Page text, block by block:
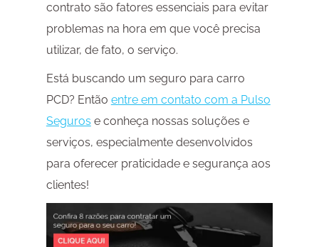
contrato são fatores essenciais para evitar
problemas na hora em que você precisa
utilizar, de fato, o serviço.
Está buscando um seguro para carro
PCD? Então entre em contato com a Pulso
Seguros e conheça nossas soluções e
serviços, especialmente desenvolvidos
para oferecer praticidade e segurança aos
clientes!